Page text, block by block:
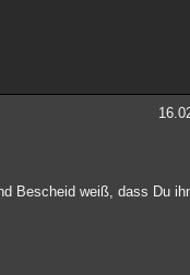
Bescheid weiß, dass Du